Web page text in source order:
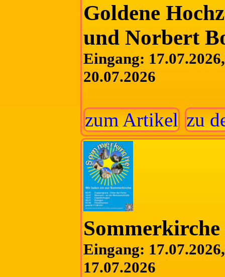
Goldene
und Norbert
Eingang:
20.07.2026
zum Artikel zu
Eingang:
17.07.2026